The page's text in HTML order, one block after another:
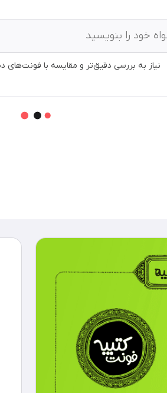
نیاز به بررسی دقیق‌تر و مقایسه با فونت‌های